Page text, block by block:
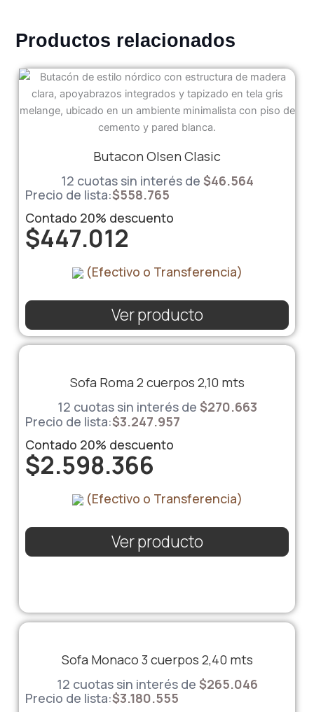
Productos relacionados
Butacon Olsen Clasic
12 cuotas sin interés de $46.564
Precio de lista:$558.765
Contado 20% descuento
$447.012
(Efectivo o Transferencia)
Ver producto
Sofa Roma 2 cuerpos 2,10 mts
12 cuotas sin interés de $270.663
Precio de lista:$3.247.957
Contado 20% descuento
$2.598.366
(Efectivo o Transferencia)
Ver producto
Sofa Monaco 3 cuerpos 2,40 mts
12 cuotas sin interés de $265.046
Precio de lista:$3.180.555